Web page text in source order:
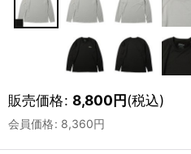
販売価格: 8,800円(税込)
会員価格: 8,360円